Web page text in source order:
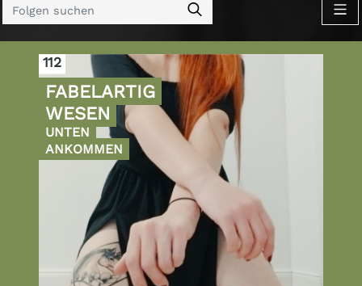
112
FABELARTIG
WESEN
UNTEN
ANKOMMEN